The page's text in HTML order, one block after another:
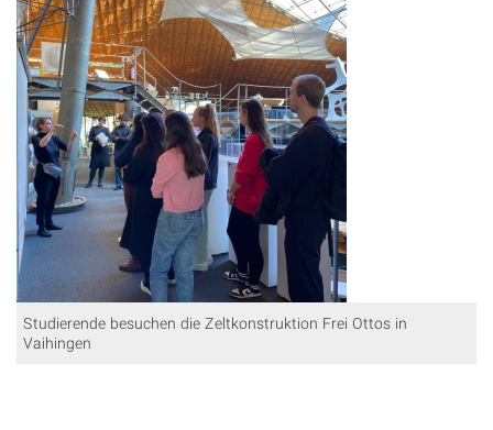
Studierende besuchen die Zeltkonstruktion Frei Ottos in
Vaihingen